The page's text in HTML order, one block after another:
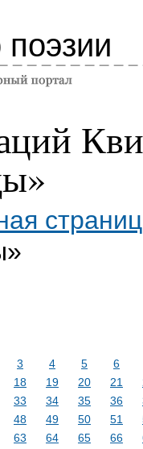
3 4 5 6
18 19 20 21
33 34 35 36
48 49 50 51
63 64 65 66